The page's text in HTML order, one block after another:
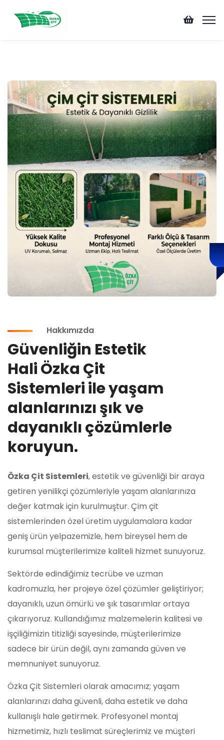
Hakkımızda
Güvenliğin Estetik
Hali Özka Çit
Sistemleri ile yaşam
alanlarınızı şık ve
dayanıklı çözümlerle
koruyun.
Özka Çit Sistemleri, estetik ve güvenliği bir araya
getiren yenilikçi çözümleriyle yaşam alanlarınıza
değer katmak için kurulmuştur. Çim çit
sistemlerinden özel üretim uygulamalara kadar
geniş ürün yelpazemizle, hem bireysel hem de
kurumsal müşterilerimize kaliteli hizmet sunuyoruz.
Sektörde edindiğimiz tecrübe ve uzman
kadromuzla, her projeye özel çözümler geliştiriyor;
dayanıklı, uzun ömürlü ve şık tasarımlar ortaya
çıkarıyoruz. Kullandığımız malzemelerin kalitesi ve
işçiliğimizin titizliği sayesinde, müşterilerimize
sadece bir ürün değil, aynı zamanda güven ve
memnuniyet sunuyoruz.
Özka Çit Sistemleri olarak amacımız; yaşam
alanlarınızı daha güvenli, daha estetik ve daha
kullanışlı hale getirmek. Profesyonel montaj
hizmetimiz, hızlı teslimat süreçlerimiz ve müşteri